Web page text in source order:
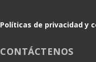
Políticas de privacidad y
CONTÁCTENOS